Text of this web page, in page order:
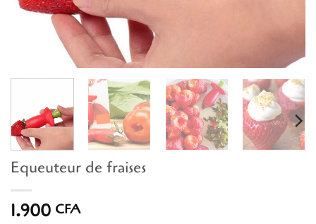
Equeuteur de fraises
1.900 CFA